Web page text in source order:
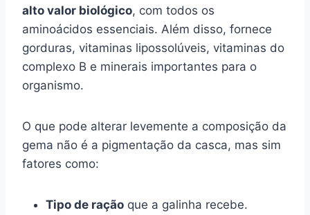
alto valor biológico, com todos os
aminoácidos essenciais. Além disso, fornece
gorduras, vitaminas lipossolúveis, vitaminas do
complexo B e minerais importantes para o
organismo.
O que pode alterar levemente a composição da
gema não é a pigmentação da casca, mas sim
fatores como:
Tipo de ração que a galinha recebe.